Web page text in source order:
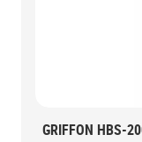
GRIFFON HBS-